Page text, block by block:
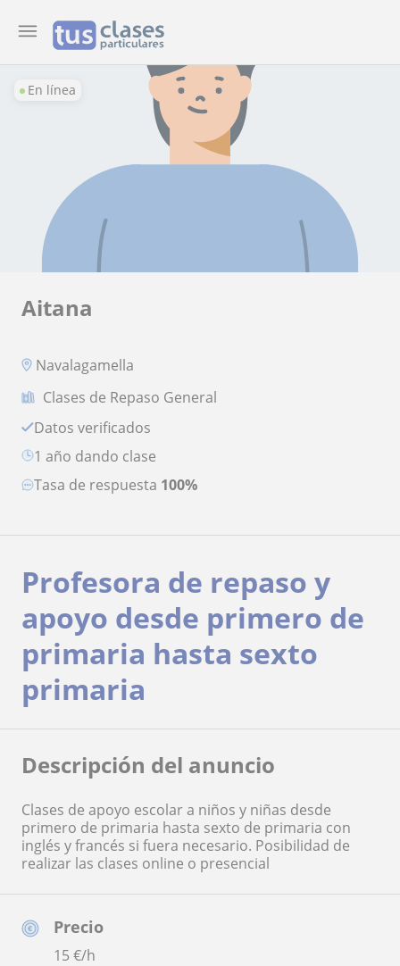
En línea
Aitana
Navalagamella
Clases de Repaso General
Datos verificados
1 año dando clase
Tasa de respuesta 100%
Precio
15€/h
Profesora de repaso y
apoyo desde primero de
primaria hasta sexto
primaria
Descripción del anuncio
Clases de apoyo escolar a niños y niñas desde
primero de primaria hasta sexto de primaria con
inglés y francés si fuera necesario. Posibilidad de
realizar las clases online o presencial